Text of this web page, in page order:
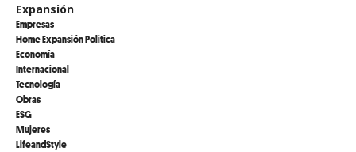
Expansión
Empresas
Home Expansión Politica
Economía
Internacional
Tecnología
Obras
ESG
Mujeres
LifeandStyle